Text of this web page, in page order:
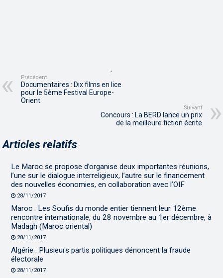
,
Précédent
Documentaires : Dix films en lice
pour le 5ème Festival Europe-
Orient
Suivant
Concours : La BERD lance un prix
de la meilleure fiction écrite
Articles relatifs
Le Maroc se propose d’organise deux importantes réunions,
l’une sur le dialogue interreligieux, l’autre sur le financement
des nouvelles économies, en collaboration avec l’OIF
28/11/2017
Maroc : Les Soufis du monde entier tiennent leur 12ème
rencontre internationale, du 28 novembre au 1er décembre, à
Madagh (Maroc oriental)
28/11/2017
Algérie : Plusieurs partis politiques dénoncent la fraude
électorale
28/11/2017